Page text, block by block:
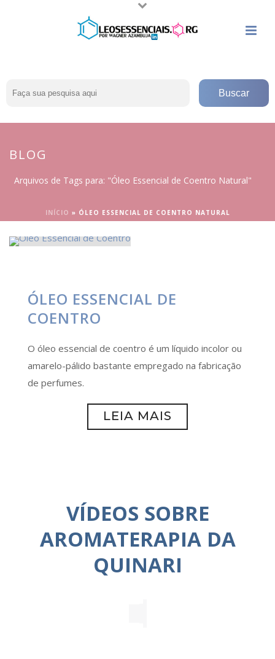
BLOG
Arquivos de Tags para: "Óleo Essencial de Coentro Natural"
INÍCIO » ÓLEO ESSENCIAL DE COENTRO NATURAL
ÓLEO ESSENCIAL DE
COENTRO
O óleo essencial de coentro é um líquido incolor ou
amarelo-pálido bastante empregado na fabricação
de perfumes.
LEIA MAIS
VÍDEOS SOBRE
AROMATERAPIA DA
QUINARI